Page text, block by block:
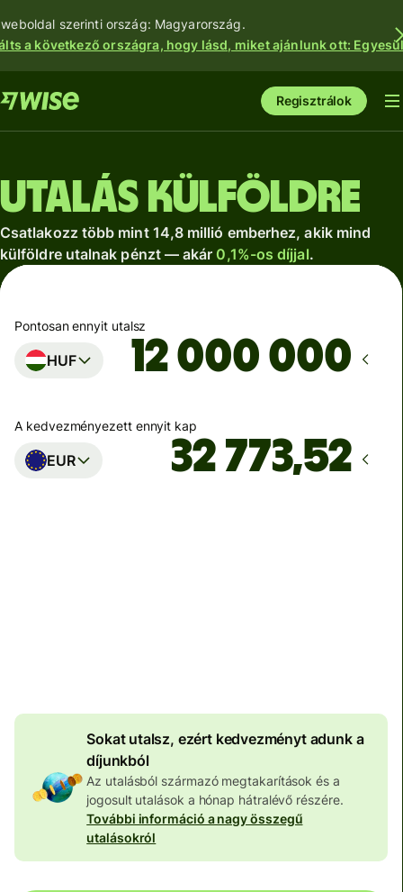
szerinti ország: Magyarország.
a következő országra, hogy lásd, miket ajánlunk ott:
Regisztrálok
Utalás külföldre
Csatlakozz több mint 14,8 millió emberhez, akik mind
külföldre utalnak pénzt — akár 0,1%-os díjjal.
Pontosan ennyit utalsz
HUF
A kedvezményezett ennyit kap
EUR
Sokat utalsz, ezért kedvezményt adunk a
díjunkból
Az utalásból származó megtakarítások és a
jogosult utalások a hónap hátralévő részére.
További információ a nagy összegű
utalásokról